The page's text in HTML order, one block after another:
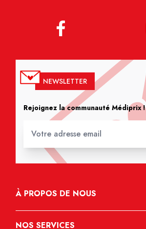
NEWSLETTER
Rejoignez la communauté Médiprix !
À PROPOS DE NOUS
NOS SERVICES